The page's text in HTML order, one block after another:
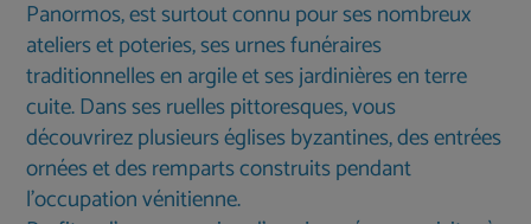
Panormos, est surtout connu pour ses nombreux
ateliers et poteries, ses urnes funéraires
traditionnelles en argile et ses jardinières en terre
cuite. Dans ses ruelles pittoresques, vous
découvrirez plusieurs églises byzantines, des entrées
ornées et des remparts construits pendant
l'occupation vénitienne.